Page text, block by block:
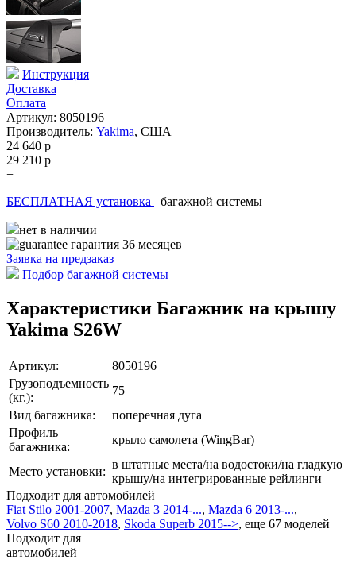
Инструкция
Доставка
Оплата
Артикул: 8050196
Производитель: Yakima, США
24 640 p
29 210 p
+
БЕСПЛАТНАЯ установка
багажной системы
нет в наличии
гарантия 36 месяцев
Заявка на предзаказ
Подбор багажной системы
Характеристики Багажник на крышу
Yakima S26W
Артикул:
8050196
Грузоподъемность
(кг.):
75
Вид багажника:
поперечная дуга
Профиль
багажника:
крыло самолета (WingBar)
Место установки:
в штатные места/на водостоки/на гладкую
крышу/на интегрированные рейлинги
Подходит для автомобилей
Fiat Stilo 2001-2007, Mazda 3 2014-..., Mazda 6 2013-...,
Volvo S60 2010-2018, Skoda Superb 2015-->, еще 67 моделей
Подходит для
автомобилей